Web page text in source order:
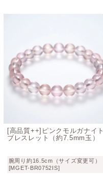
[高品質++]ピンクモルガナイト
ブレスレット（約7.5mm玉）
腕周り約16.5cm（サイズ変更可）
[MGET-BR0752IS]